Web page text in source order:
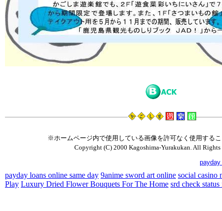
※ホームページ内で使用している画像を許可なく使用する
Copyright (C) 2000 Kagoshima-Yurakukan. All Rights
payday loans online same day 9anime sword art online social casino
Play Luxury Dried Flower Bouquets For The Home srd check status